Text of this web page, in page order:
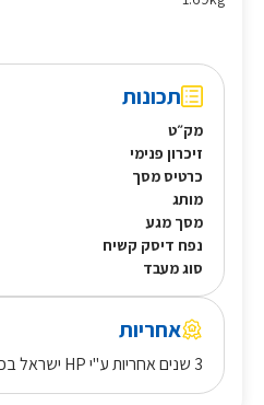
תכונות
מק״ט
זיכרון פנימי
כרטיס מסך
מותג
מסך מגע
נפח דיסק קשיח
סוג מעבד
אחריות
3 שנים אחריות ע"י HP ישראל בכפוף לתעודת אחריות